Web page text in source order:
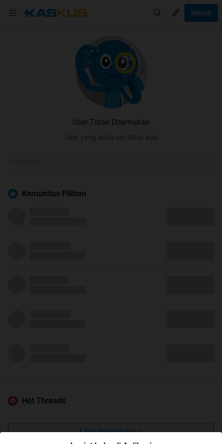
Masuk
User Tidak Ditemukan
User yang Anda cari tidak ada
Komunitas Pilihan
Hot Threads
Lihat Selengkapnya